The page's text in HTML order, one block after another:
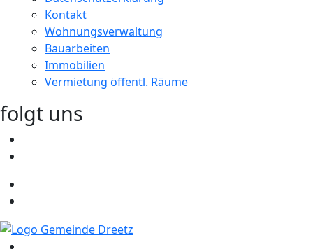
Kontakt
Wohnungsverwaltung
Bauarbeiten
Immobilien
Vermietung öffentl. Räume
folgt uns